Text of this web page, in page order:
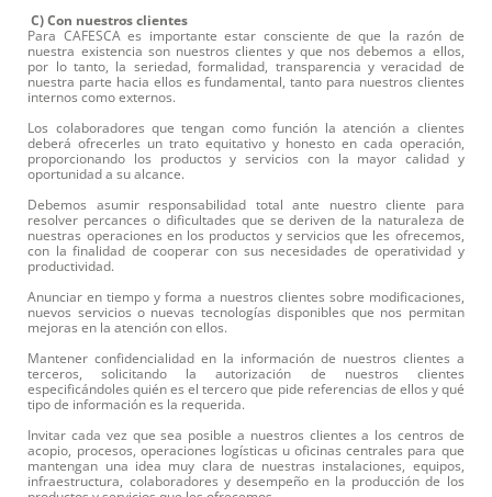
C) Con nuestros clientes
Para CAFESCA es importante estar consciente de que la razón de
nuestra existencia son nuestros clientes y que nos debemos a ellos,
por lo tanto, la seriedad, formalidad, transparencia y veracidad de
nuestra parte hacia ellos es fundamental, tanto para nuestros clientes
internos como externos.
Los colaboradores que tengan como función la atención a clientes
deberá ofrecerles un trato equitativo y honesto en cada operación,
proporcionando los productos y servicios con la mayor calidad y
oportunidad a su alcance.
Debemos asumir responsabilidad total ante nuestro cliente para
resolver percances o dificultades que se deriven de la naturaleza de
nuestras operaciones en los productos y servicios que les ofrecemos,
con la finalidad de cooperar con sus necesidades de operatividad y
productividad.
Anunciar en tiempo y forma a nuestros clientes sobre modificaciones,
nuevos servicios o nuevas tecnologías disponibles que nos permitan
mejoras en la atención con ellos.
Mantener confidencialidad en la información de nuestros clientes a
terceros, solicitando la autorización de nuestros clientes
especificándoles quién es el tercero que pide referencias de ellos y qué
tipo de información es la requerida.
Invitar cada vez que sea posible a nuestros clientes a los centros de
acopio, procesos, operaciones logísticas u oficinas centrales para que
mantengan una idea muy clara de nuestras instalaciones, equipos,
infraestructura, colaboradores y desempeño en la producción de los